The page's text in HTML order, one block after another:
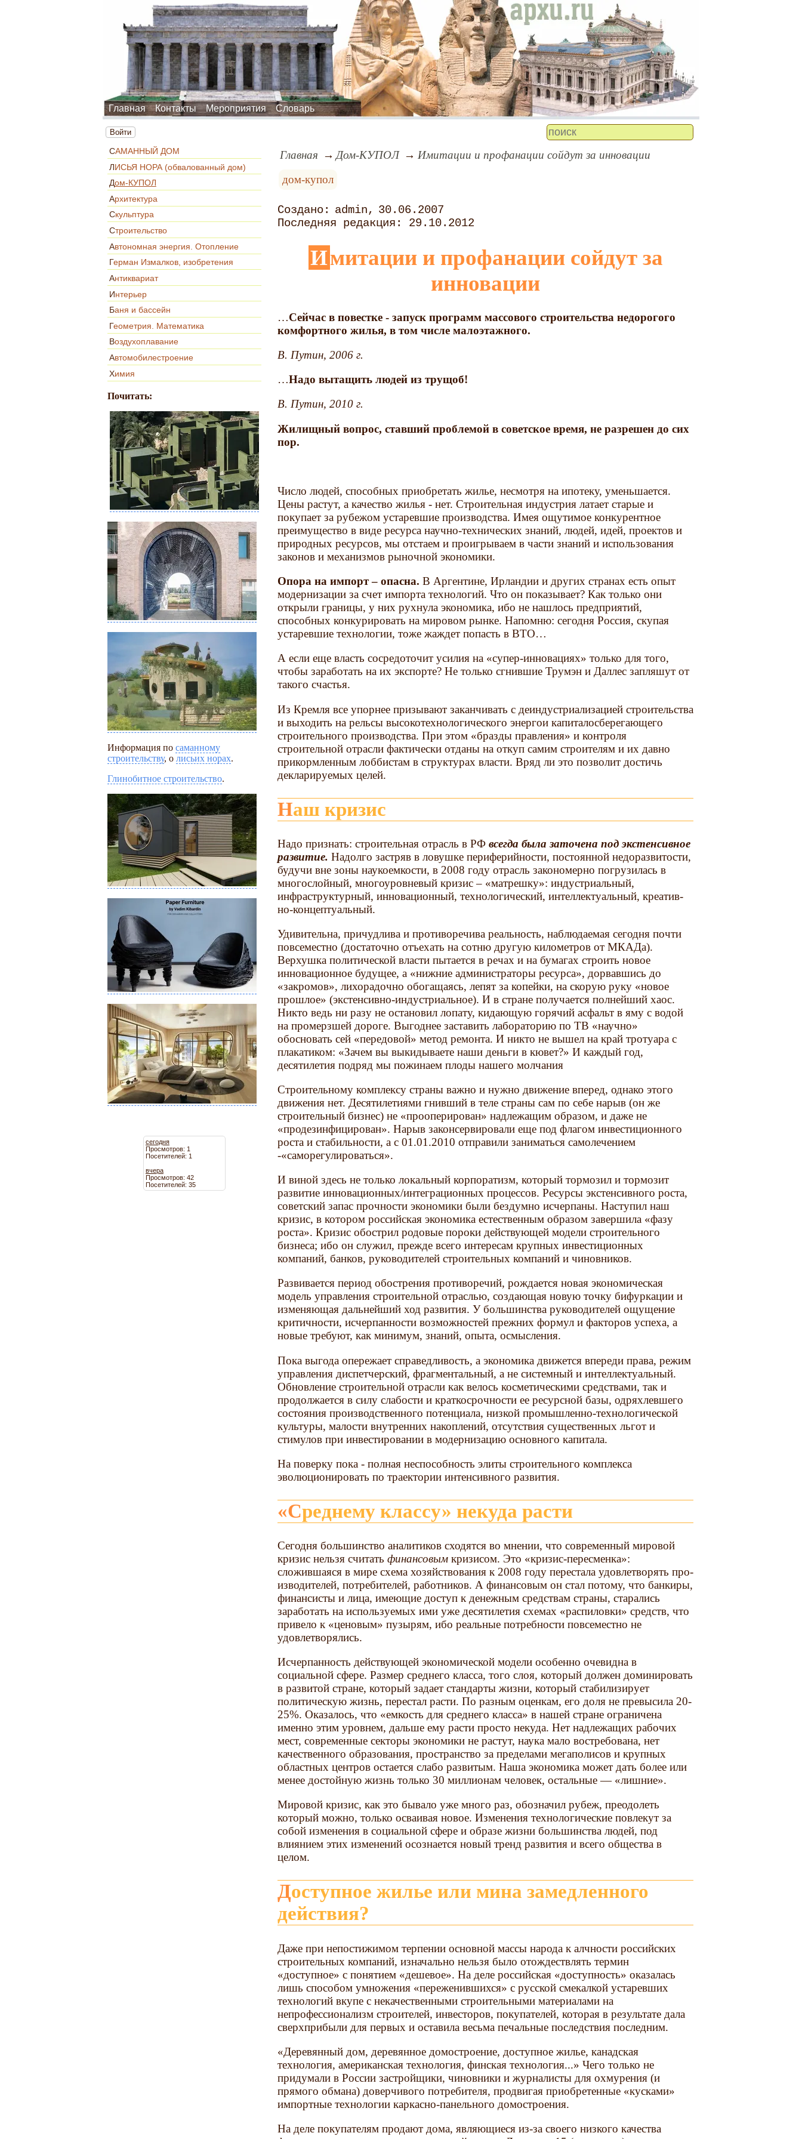
Главная Контакты Мероприятия Словарь
Войти
САМАННЫЙ ДОМ
ЛИСЬЯ НОРА (обвалованный дом)
Дом-КУПОЛ
Архитектура
Скульптура
Строительство
Автономная энергия. Отопление
Герман Измалков, изобретения
Антиквариат
Интерьер
Баня и бассейн
Геометрия. Математика
Воздухоплавание
Автомобилестроение
Химия
Почитать:
Информация по саманному
строительству, о лисьих норах.
Глинобитное строительство.
сегодня
Просмотров: 1
Посетителей: 1
вчера
Просмотров: 42
Посетителей: 35
Главная Дом-КУПОЛ
Имитации и профанации сойдут за инновации
дом-купол
admin
30.06.2007
29.10.2012
Имитации и профанации сойдут за
инновации
…Сейчас в повестке - запуск программ массового строительства недорогого
комфортного жилья, в том числе малоэтажного.
В. Путин, 2006 г.
…Надо вытащить людей из трущоб!
В. Путин, 2010 г.
Жилищный вопрос, ставший проблемой в советское время, не разрешен до сих
пор.
Число людей, способных приобретать жилье, несмотря на ипотеку, уменьшается.
Цены растут, а качество жилья - нет. Строительная индустрия латает старые и
покупает за рубежом устаревшие производства. Имея ощутимое конкурентное
преимущество в виде ресурса научно-технических знаний, людей, идей, проектов и
природных ресурсов, мы отстаем и проигрываем в части знаний и использования
законов и механизмов рыночной экономики.
Опора на импорт – опасна.В Аргентине, Ирландии и других странах есть опыт
модернизации за счет импорта технологий. Что он показывает? Как только они
открыли границы, у них рухнула экономика, ибо не нашлось предприятий,
способных конкурировать на мировом рынке. Напомню: сегодня Россия, скупая
устаревшие технологии, тоже жаждет попасть в ВТО…
А если еще власть сосредоточит усилия на «супер-инновациях» только для того,
чтобы заработать на их экспорте? Не только сгнившие Трумэн и Даллес запляшут от
такого счастья.
Из Кремля все упорнее призывают за­канчивать с деиндустриализацией строительства
и выходить на рельсы высо­котехнологического энергои капиталосберегающего
строитель­ного производства. При этом «бразды правления» и контроля
строительной отрасли фактически отданы на откуп самим строителям и их давно
прикормленным лоббистам в структурах власти. Вряд ли это позволит достичь
декларируемых целей.
Наш кризис
Надо признать: строительная отрасль в РФвсегда была заточена под экстенсив­ное
развитие. Надолго застряв в ловушке периферийности, постоянной недоразвитости,
будучи вне зоны наукоемкости, в 2008 году отрасль закономерно погрузилась в
многослойный, многоуровневый кризис – «матрешку»: индустриальный,
инфраструктурный, ин­новационный, технологический, интеллектуальный, креатив­
но-концептуальный.
Удивительна, причудлива и противоречива реальность, наблюдаемая сегодня почти
повсеместно (достаточно отъехать на сотню другую километров от МКАДа).
Верхушка политической власти пытается в речах и на бумагах строить новое
инновационное будущее, а «нижние администраторы ресурса», дорвавшись до
«закромов», лихорадочно обогащаясь, лепят за копейки, на скорую руку «новое
прошлое» (экстенсивно-инду­стриальное). И в стране получается полнейший хаос.
Никто ведь ни разу не остановил лопату, кидающую горячий асфальт в яму с водой
на промерзшей дороге. Выгоднее заставить лабораторию по ТВ «научно»
обосновать сей «передовой» метод ремонта. И никто не вышел на край тротуара с
плакатиком: «Зачем вы выкидываете наши деньги в кювет?» И каждый год,
десятилетия подряд мы пожинаем плоды нашего молчания
Строительному комплексу страны важно и нужно движе­ние вперед, однако этого
движения нет. Десятилетиями гнивший в теле страны сам по себе нарыв (он же
строительный бизнес) не «прооперирован» надлежащим образом, и даже не
«продезинфицирован». Нарыв за­консервировали еще под флагом инвестиционного
роста и стабиль­ности, а с 01.01.2010 отправили заниматься самолечением
-«саморегулироваться».
И виной здесь не только локальный корпоратизм, который тормозил и тормозит
развитие инновационных/интеграционных процессов. Ресурсы экстенсивного роста,
советский запас прочности экономики были бездумно исчерпаны. Наступил наш
кризис, в котором российская экономика естественным образом завер­шила «фазу
роста». Кризис обострил родовые пороки действующей модели строительного
бизнеса; ибо он служил, прежде всего интересам крупных инвестиционных
компаний, банков, руководителей строительных компаний и чиновников.
Развивается период обострения противоречий, рождается новая экономическая
модель управления строительной отраслью, создающая новую точку бифуркации и
изменяющая дальнейший ход развития. У большинства руководителей ощущение
критичности, исчерпанности возможностей прежних формул и факторов успеха, а
новые требуют, как минимум, знаний, опыта, осмысления.
Пока выгода опережает справедливость, а экономика движется впереди права, режим
управления диспетчерский, фрагментальный, а не систем­ный и интеллектуальный.
Обновление строительной отрасли как велось косметическими средствами, так и
продолжается в силу слабости и краткосрочности ее ресурсной базы, одряхлевшего
состояния производственного потенциала, низкой промышленно-технологической
культуры, малости внутренних накоплений, отсутствия существенных льгот и
стимулов при инвестировании в модернизацию основного капитала.
На поверку пока - полная неспособность элиты строительного комплекса
эволюционировать по траектории интенсивного развития.
«Среднему классу» некуда расти
Сегодня большинство аналитиков сходятся во мнении, что современный мировой
кризис нельзя считатьфинансовым кризи­сом. Это «кризис-пересменка»:
сложившаяся в мире схема хозяйствования к 2008 году перестала удовлетворять про­
изводителей, потребителей, работников. А финансо­вым он стал потому, что банкиры,
финансисты и лица, имеющие доступ к денежным средствам страны, старались
заработать на используемых ими уже десятилетия схемах «распиловки» средств, что
привело к «ценовым» пузырям, ибо реальные потребности повсеместно не
удовлетворялись.
Исчерпанность действующей экономической модели особенно очевидна в
социальной сфере. Размер среднего класса, того слоя, который должен доми­нировать
в развитой стране, который задает стандарты жизни, который стабилизирует
политическую жизнь, перестал расти. По разным оценкам, его доля не превысила 20-
25%. Оказалось, что «емкость для среднего класса» в нашей стране ограничена
именно этим уровнем, дальше ему расти про­сто некуда. Нет надлежащих рабочих
мест, современные секторы экономики не растут, наука мало востребована, нет
качественного образования, пространство за пределами мегаполисов и крупных
областных центров остается слабо раз­витым. Наша экономика может дать более или
менее достойную жизнь только 30 миллионам человек, остальные — «лишние».
Мировой кризис, как это бывало уже много раз, обозначил рубеж, преодолеть
который можно, только осваивая новое. Изменения технологические повлекут за
собой изменения в социальной сфере и образе жизни большинства людей, под
влиянием этих изменений осознается новый тренд развития и всего общества в
целом.
Доступное жилье или мина замедленного
действия?
Даже при непостижимом терпении основной массы народа к алчности российских
строительных компаний, изначально нельзя было отождествлять термин
«доступное» с понятием «дешевое». На деле российская «доступность» оказалась
лишь способом умножения «переженившихся» с русской смекалкой устаревших
технологий вкупе с некачественными строительными материалами на
непрофессионализм строителей, инвесторов, покупателей, которая в результате дала
сверхприбыли для первых и оставила весьма печальные последствия последним.
«Деревянный дом, деревянное домостроение, доступное жилье, канадская
технология, американская технология, финская технология...» Чего только не
придумали в России застройщики, чиновники и журналисты для охмурения (и
прямого обмана) доверчивого потребителя, продвигая приобретенные «кусками»
импортные технологии каркасно-панельного домостроения.
На деле покупателям продают дома, являющиеся из-за своего низкого качества